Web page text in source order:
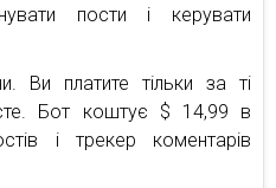
пости і керувати
Ви платите тільки за ті
Бот коштує $ 14,99 в
і трекер коментарів